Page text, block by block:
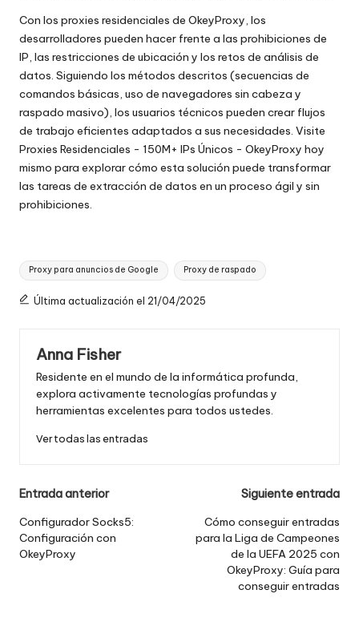
Con los proxies residenciales de OkeyProxy, los
desarrolladores pueden hacer frente a las prohibiciones de
IP, las restricciones de ubicación y los retos de análisis de
datos. Siguiendo los métodos descritos (secuencias de
comandos básicas, uso de navegadores sin cabeza y
raspado masivo), los usuarios técnicos pueden crear flujos
de trabajo eficientes adaptados a sus necesidades. Visite
Proxies Residenciales - 150M+ IPs Únicos - OkeyProxy hoy
mismo para explorar cómo esta solución puede transformar
las tareas de extracción de datos en un proceso ágil y sin
prohibiciones.
Etiquetas:
Proxy para anuncios de Google Proxy de raspado
Última actualización el 21/04/2025
Anna Fisher
Residente en el mundo de la informática profunda,
explora activamente tecnologías profundas y
herramientas excelentes para todos ustedes.
Ver todas las entradas
Navegación
de
entradas
Entrada anterior
Configurador Socks5:
Configuración con
OkeyProxy
Siguiente entrada
Cómo conseguir entradas
para la Liga de Campeones
de la UEFA 2025 con
OkeyProxy: Guía para
conseguir entradas